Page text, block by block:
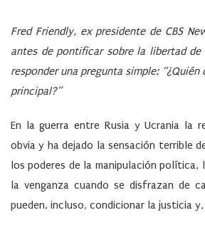
Fred Friendly, ex presidente de CBS
antes de pontificar sobre la libertad de
responder una pregunta simple: ¿Quién
principal?
En la guerra entre Rusia y Ucrania la
obvia y ha dejado la sensación terrible
los poderes de la manipulación política,
la venganza cuando se disfrazan de
pueden, incluso, condicionar la justicia y,